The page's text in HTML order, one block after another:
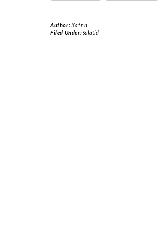
Author:Katrin
Filed Under:Salatid